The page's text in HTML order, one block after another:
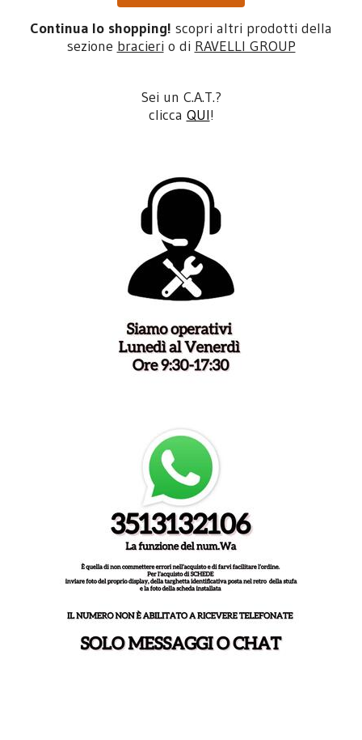
Continua lo shopping! scopri altri prodotti della
sezione bracieri o di RAVELLI GROUP
Sei un C.A.T.?
clicca QUI!